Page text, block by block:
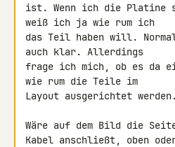
ist. Wenn ich die Platine
weiß ich ja wie rum ich
das Teil haben will.
auch klar. Allerdings
frage ich mich, ob es da
wie rum die Teile im
Layout ausgerichtet werden.
Wäre auf dem Bild die
Kabel anschließt, oben